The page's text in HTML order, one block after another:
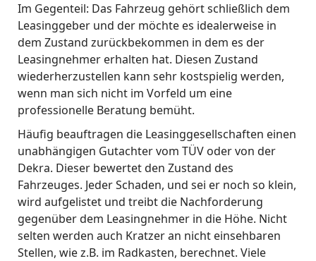
Im Gegenteil: Das Fahrzeug gehört schließlich dem
Leasinggeber und der möchte es idealerweise in
dem Zustand zurückbekommen in dem es der
Leasingnehmer erhalten hat. Diesen Zustand
wiederherzustellen kann sehr kostspielig werden,
wenn man sich nicht im Vorfeld um eine
professionelle Beratung bemüht.
Häufig beauftragen die Leasinggesellschaften einen
unabhängigen Gutachter vom TÜV oder von der
Dekra. Dieser bewertet den Zustand des
Fahrzeuges. Jeder Schaden, und sei er noch so klein,
wird aufgelistet und treibt die Nachforderung
gegenüber dem Leasingnehmer in die Höhe. Nicht
selten werden auch Kratzer an nicht einsehbaren
Stellen, wie z.B. im Radkasten, berechnet. Viele